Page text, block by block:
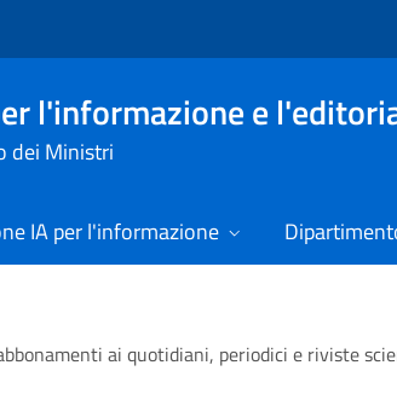
l'informazione e
dei Ministri
IA per l'informazione
ai quotidiani, periodici e riviste